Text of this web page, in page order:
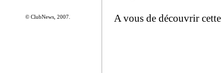
© ClubNews, 2007. A vous de découvrir